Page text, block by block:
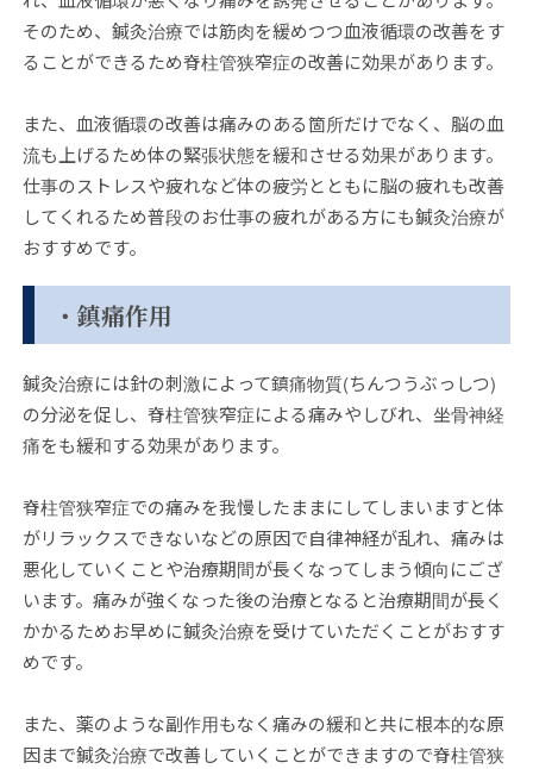
そのため、鍼灸治療では筋肉を緩めつつ血液循環の改善をす
ることができるため脊柱管狭窄症の改善に効果があります。
また、血液循環の改善は痛みのある箇所だけでなく、脳の血
流も上げるため体の緊張状態を緩和させる効果があります。
仕事のストレスや疲れなど体の疲労とともに脳の疲れも改善
してくれるため普段のお仕事の疲れがある方にも鍼灸治療が
おすすめです。
・鎮痛作用
鍼灸治療には針の刺激によって鎮痛物質(ちんつうぶっしつ)
の分泌を促し、脊柱管狭窄症による痛みやしびれ、坐骨神経
痛をも緩和する効果があります。
脊柱管狭窄症での痛みを我慢したままにしてしまいますと体
がリラックスできないなどの原因で自律神経が乱れ、痛みは
悪化していくことや治療期間が長くなってしまう傾向にござ
います。痛みが強くなった後の治療となると治療期間が長く
かかるためお早めに鍼灸治療を受けていただくことがおすす
めです。
また、薬のような副作用もなく痛みの緩和と共に根本的な原
因まで鍼灸治療で改善していくことができますので脊柱管狭